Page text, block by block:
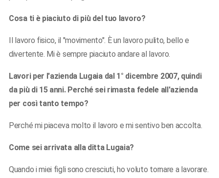
Cosa ti è piaciuto di più del tuo lavoro?
Il lavoro fisico, il "movimento". È un lavoro pulito, bello e
divertente. Mi è sempre piaciuto andare al lavoro.
Lavori per l'azienda Lugaia dal 1° dicembre 2007, quindi
da più di 15 anni. Perché sei rimasta fedele all'azienda
per così tanto tempo?
Perché mi piaceva molto il lavoro e mi sentivo ben accolta.
Come sei arrivata alla ditta Lugaia?
Quando i miei figli sono cresciuti, ho voluto tornare a lavorare.